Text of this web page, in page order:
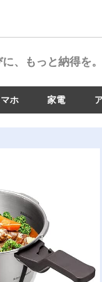
、もっと納得を。
ホ 家電